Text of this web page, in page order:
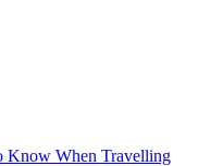
Know When Travelling